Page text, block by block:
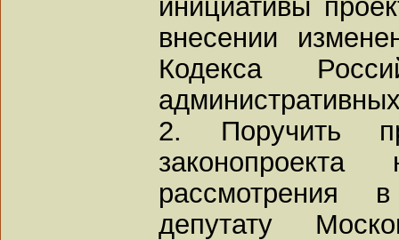
внесении
Кодекса
2. Поручить
рассмотрения
депутату